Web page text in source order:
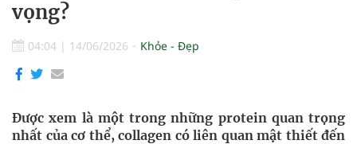
vọng?
04:04 | 14/06/2026 Khỏe - Đẹp
Được xem là một trong những protein quan trọng
nhất của cơ thể, collagen có liên quan mật thiết đến